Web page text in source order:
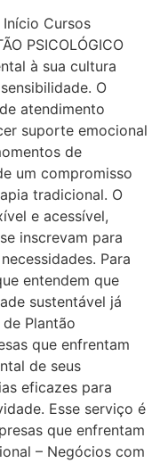
Cursos
PSICOLÓGICO
à sua cultura
O
atendimento
suporte emocional
de
um compromisso
tradicional. O
e acessível,
inscrevam para
Para
entendem que
sustentável já
Plantão
que enfrentam
de seus
eficazes para
Esse serviço é
que enfrentam
– Negócios com